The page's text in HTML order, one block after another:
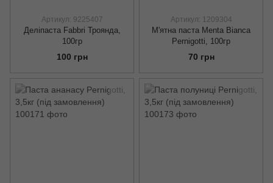
Артикул: 9225407
Деліпаста Fabbri Троянда,
100гр
100 грн
Артикул: 1209304
М'ятна паста Menta Bianca
Pernigotti, 100гр
70 грн